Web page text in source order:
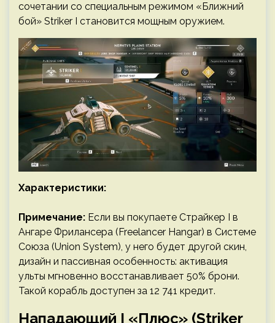
сочетании со специальным режимом «Ближний
бой» Striker I становится мощным оружием.
Характеристики:
Примечание: Если вы покупаете Страйкер I в
Ангаре Фрилансера (Freelancer Hangar) в Системе
Союза (Union System), у него будет другой скин,
дизайн и пассивная особенность: активация
ульты мгновенно восстанавливает 50% брони.
Такой корабль доступен за 12 741 кредит.
Нападающий I «Плюс» (Striker